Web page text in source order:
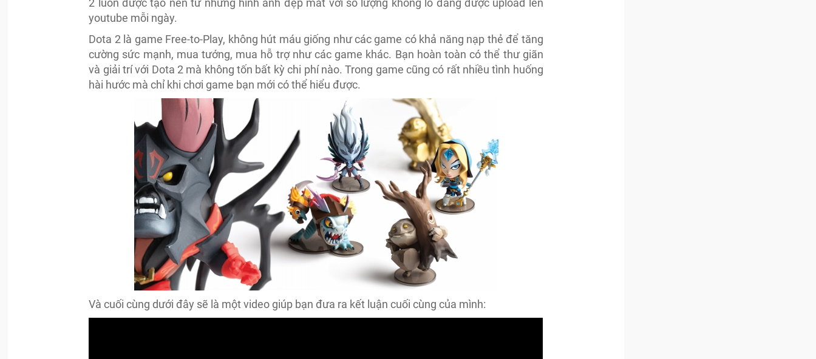
2 luôn được tạo nên từ những hình ảnh đẹp mắt với số lượng khổng lồ đang được upload lên
youtube mỗi ngày.
Dota 2 là game Free-to-Play, không hút máu giống như các game có khả năng nạp thẻ để tăng
cường sức mạnh, mua tướng, mua hỗ trợ như các game khác. Bạn hoàn toàn có thể thư giãn
và giải trí với Dota 2 mà không tốn bất kỳ chi phí nào. Trong game cũng có rất nhiều tình huống
hài hước mà chỉ khi chơi game bạn mới có thể hiểu được.
Và cuối cùng dưới đây sẽ là một video giúp bạn đưa ra kết luận cuối cùng của mình: